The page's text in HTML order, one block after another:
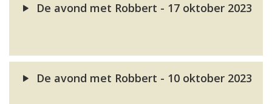
De avond met Robbert - 17 oktober 2023
De avond met Robbert - 10 oktober 2023